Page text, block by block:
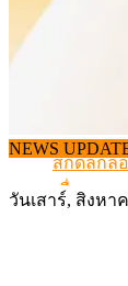
NEWS
สกัดลักล
เมื่อเกษ
สุดอั้น! ไ
วันเสาร์, สิงหา